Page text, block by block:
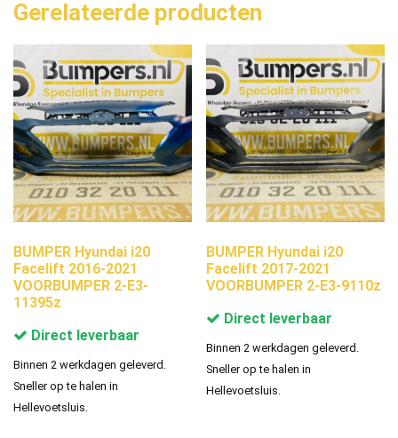
Gerelateerde producten
BUMPER Hyundai i20
Facelift 2016-2021
VOORBUMPER 2-E3-
11395z
Direct leverbaar
Binnen 2 werkdagen geleverd.
Sneller op te halen in
Hellevoetsluis.
BUMPER Hyundai i20
Facelift 2017-2021
VOORBUMPER 2-E3-9110z
Direct leverbaar
Binnen 2 werkdagen geleverd.
Sneller op te halen in
Hellevoetsluis.